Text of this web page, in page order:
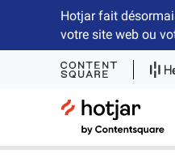
Hotjar fait
votre site web ou
Hotjar Logo